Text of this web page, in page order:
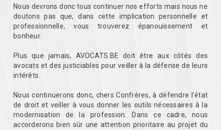
Nous devrons donc tous continuer nos efforts mais nous ne
doutons pas que, dans cette implication personnelle et
professionnelle, vous trouverez épanouissement et
bonheur.
Plus que jamais, AVOCATS.BE doit être aux côtés des
avocats et des justiciables pour veiller à la défense de leurs
intérêts.
Nous continuerons donc, chers Confrères, à défendre l’état
de droit et veiller à vous donner les outils nécessaires à la
modernisation de la profession. Dans ce cadre, nous
accorderons bien sûr une attention prioritaire au projet du